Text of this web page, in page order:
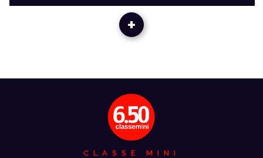
+
CLASSE MINI